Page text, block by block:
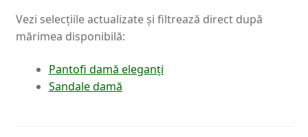
Vezi selecțiile actualizate și filtrează direct după
mărimea disponibilă:
Pantofi damă eleganți
Sandale damă